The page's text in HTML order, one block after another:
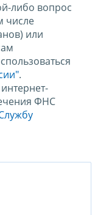
либо вопрос
числе
или
.
ФНС